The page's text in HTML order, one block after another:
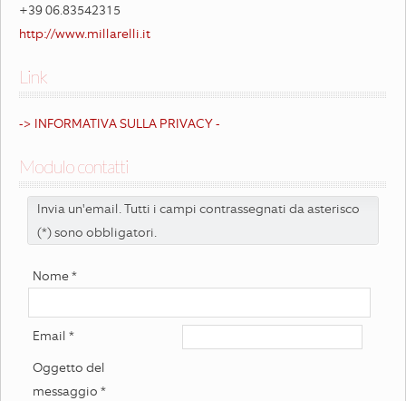
+39 06.83542315
http://www.millarelli.it
Link
-> INFORMATIVA SULLA PRIVACY -
Modulo contatti
Invia un'email. Tutti i campi contrassegnati da asterisco
(*) sono obbligatori.
Nome*
Email *
Oggetto del
messaggio *